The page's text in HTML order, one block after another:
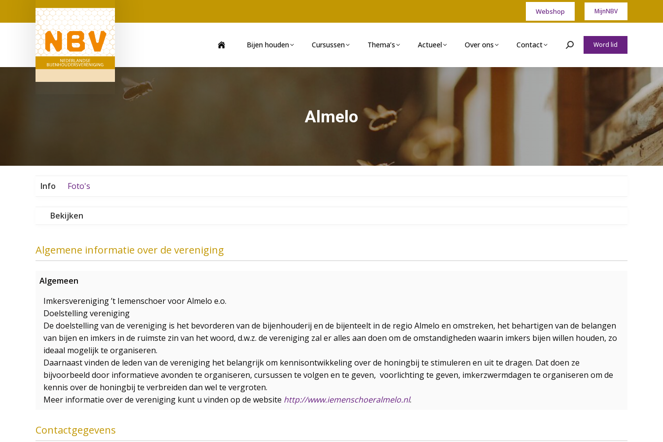
Webshop MijnNBV
Bijen houden Cursussen Thema’s Actueel Over ons Contact Zoeken:Word lid
Almelo
Info Foto's
Bekijken
Algemene informatie over de vereniging
Algemeen
Imkersvereniging ’t Iemenschoer voor Almelo e.o.
Doelstelling vereniging
De doelstelling van de vereniging is het bevorderen van de bijenhouderij en de bijenteelt in de regio Almelo en omstreken, het behartigen van de belangen
van bijen en imkers in de ruimste zin van het woord, d.w.z. de vereniging zal er alles aan doen om de omstandigheden waarin imkers bijen willen houden, zo
ideaal mogelijk te organiseren.
Daarnaast vinden de leden van de vereniging het belangrijk om kennisontwikkeling over de honingbij te stimuleren en uit te dragen. Dat doen ze
bijvoorbeeld door informatieve avonden te organiseren, cursussen te volgen en te geven, voorlichting te geven, imkerzwermdagen te organiseren om de
kennis over de honingbij te verbreiden dan wel te vergroten.
Meer informatie over de vereniging kunt u vinden op de website http://www.iemenschoeralmelo.nl.
Contactgegevens